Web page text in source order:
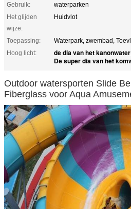
Gebruik:
waterparken
Het glijden
wijze:
Huidvlot
Toepassing:
Waterpark, zwembad,
Hoog licht:
de dia van het kanonwater
De super dia van het
Outdoor watersporten Slide
Fiberglass voor Aqua